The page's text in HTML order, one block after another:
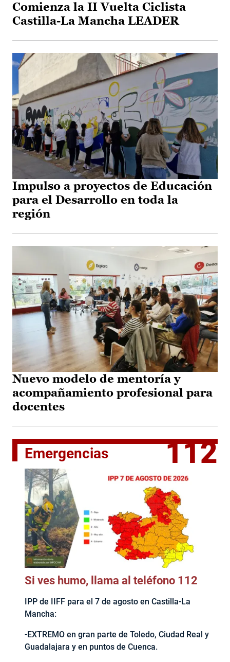
Comienza la II Vuelta Ciclista
Castilla-La Mancha LEADER
Impulso a proyectos de Educación
para el Desarrollo en toda la
región
Nuevo modelo de mentoría y
acompañamiento profesional para
docentes
Emergencias 112
Si ves humo, llama al teléfono 112
IPP de IIFF para el 7 de agosto en Castilla-La
Mancha:
-EXTREMO en gran parte de Toledo, Ciudad Real y
Guadalajara y en puntos de Cuenca.